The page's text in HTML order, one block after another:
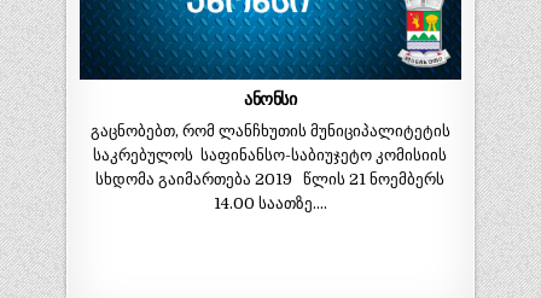
ანონსი
გაცნობებთ, რომ ლანჩხუთის მუნიციპალიტეტის
საკრებულოს საფინანსო-საბიუჯეტო კომისიის
სხდომა გაიმართება 2019 წლის 21 ნოემბერს
14.00 საათზე….